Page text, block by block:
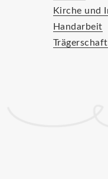
Kirche und
Handarbeit
Trägerschaft